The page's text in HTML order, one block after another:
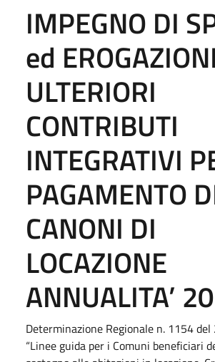
IMPEGNO DI
ed
ULTERIORI
CONTRIBUTI
INTEGRATIVI
PAGAMENTO
CANONI DI
LOCAZIONE
ANNUALITA’
Determinazione Regionale n. 1154
“Linee guida per i Comuni beneficiari